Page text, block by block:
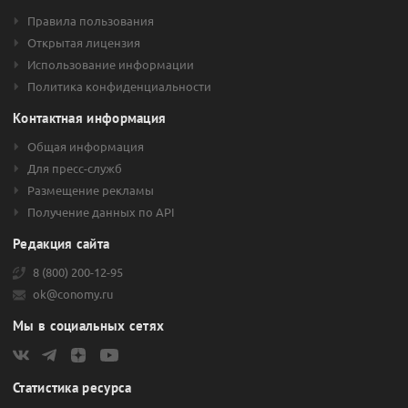
следующих сферах деятельности.
Проведение консультаций и специализированных работ в
отрасли компьютерных технологий.
Эмиссионная деятельность.
Кредитование и предоставление займов предприятиям
Правила пользования
Открытая лицензия
Использование информации
Политика конфиденциальности
Контактная информация
Общая информация
Для пресс-служб
Размещение рекламы
Получение данных по API
Редакция сайта
8 (800) 200-12-95
ok@conomy.ru
Мы в социальных сетях
Статистика ресурса